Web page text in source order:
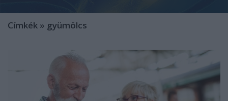
Címkék » gyümölcs